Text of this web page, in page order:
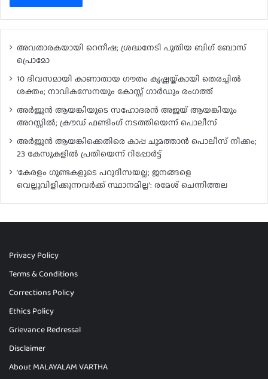
അവതാരകയായി റെനീഷ; ശ്രദ്ധനേടി പുതിയ ബി​ഗ് ബോസ്
പ്രൊമോ
10 ദിവസമായി കാണാതായ ഗൗതം കൃഷ്ണയ്ക്കായി തെരച്ചിൽ
ശക്തം; നാവികസേനയും കോസ്റ്റ് ഗാർഡും രംഗത്ത്
അർജുൻ ആയങ്കിയുടെ സഹോദരൻ അജയ് ആയങ്കിയും
അറസ്റ്റിൽ; ക്രൗഡ് ഫണ്ടിംഗ് നടത്തിയെന്ന് പൊലീസ്
അർജുൻ ആയങ്കിക്കെതിരെ കാപ്പ ചുമത്താൻ പൊലീസ് നീക്കം;
23 കേസുകളിൽ പ്രതിയെന്ന് റിപ്പോർട്ട്
‘കേരളം ഗുണ്ടകളുടെ പറുദീസയല്ല; ജനങ്ങളെ
വെല്ലുവിളിക്കുന്നവർക്ക് സ്ഥാനമില്ല’: രമേശ് ചെന്നിത്തല
Privacy Policy
Terms & Conditions
Corrections Policy
Ethics Policy
Grievance Redressal
Disclaimer
About MALAYALAM VARTHA